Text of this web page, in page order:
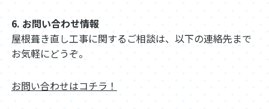
6. お問い合わせ情報
屋根葺き直し工事に関するご相談は、以下の連絡先まで
お気軽にどうぞ。
お問い合わせはコチラ！